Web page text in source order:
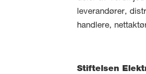
leverandører,
handlere,
Stiftelsen